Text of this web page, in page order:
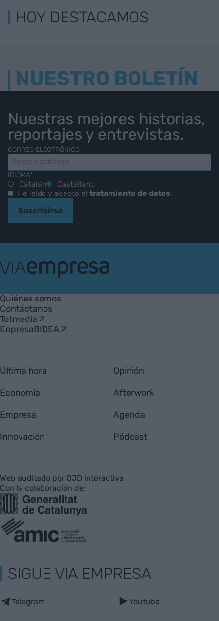
HOY DESTACAMOS
NUESTRO BOLETÍN
Nuestras mejores historias,
reportajes y entrevistas.
CORREO ELECTRÓNICO
IDIOMA*
Catalán
Castellano
He leído y acepto el tratamiento de datos.
Suscribirse
Empresa
Quiénes somos
Contáctanos
Totmedia
EnpresaBIDEA
Última hora
Economía
Empresa
Innovación
Opinión
Afterwork
Agenda
Pódcast
Web auditado por OJD interactiva
Con la colaboración de:
SIGUE VIA EMPRESA
Telegram Youtube